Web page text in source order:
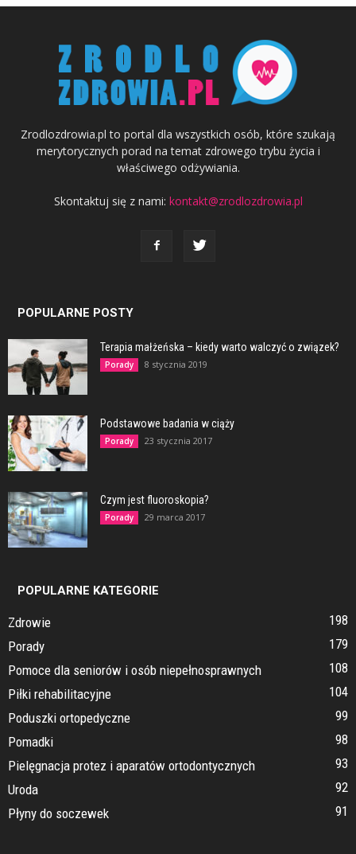
Zrodlozdrowia.pl to portal dla wszystkich osób, które szukają
merytorycznych porad na temat zdrowego trybu życia i
właściwego odżywiania.
Skontaktuj się z nami: kontakt@zrodlozdrowia.pl
POPULARNE POSTY
Terapia małżeńska – kiedy warto walczyć o związek?
Porady 8 stycznia 2019
Podstawowe badania w ciąży
Porady 23 stycznia 2017
Czym jest fluoroskopia?
Porady 29 marca 2017
POPULARNE KATEGORIE
Zdrowie
198
Porady
179
Pomoce dla seniorów i osób niepełnosprawnych
108
Piłki rehabilitacyjne
104
Poduszki ortopedyczne
99
Pomadki
98
Pielęgnacja protez i aparatów ortodontycznych
93
Uroda
92
Płyny do soczewek
91